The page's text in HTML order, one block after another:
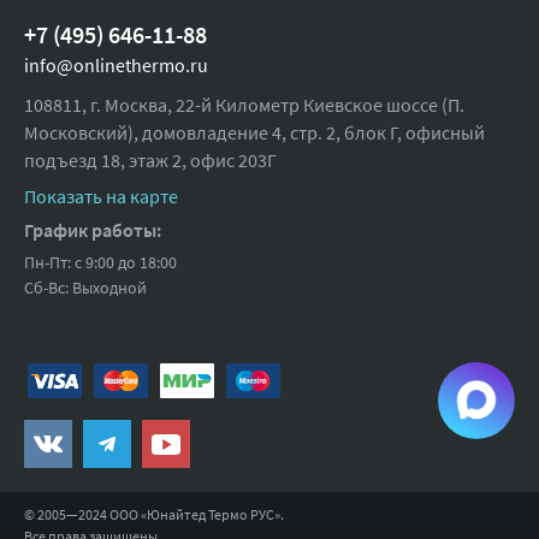
+7 (495) 646-11-88
info@onlinethermo.ru
108811, г. Москва, 22-й Километр Киевское шоссе (П.
Московский), домовладение 4, стр. 2, блок Г, офисный
подъезд 18, этаж 2, офис 203Г
Показать на карте
График работы:
Пн-Пт: с 9:00 до 18:00
Сб-Вс: Выходной
© 2005—2024 ООО «Юнайтед Термо РУС».